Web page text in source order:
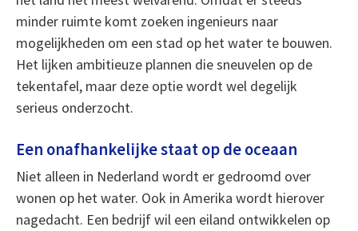
minder ruimte komt zoeken ingenieurs naar
mogelijkheden om een stad op het water te bouwen.
Het lijken ambitieuze plannen die sneuvelen op de
tekentafel, maar deze optie wordt wel degelijk
serieus onderzocht.
Een onafhankelijke staat op de oceaan
Niet alleen in Nederland wordt er gedroomd over
wonen op het water. Ook in Amerika wordt hierover
nagedacht. Een bedrijf wil een eiland ontwikkelen op